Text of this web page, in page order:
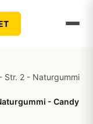
Str. 2 - Naturgummi
- Candy